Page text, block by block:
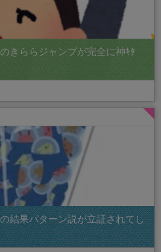
きららジャンプが完全に神ｷﾀ
結果パターン説が立証されてし